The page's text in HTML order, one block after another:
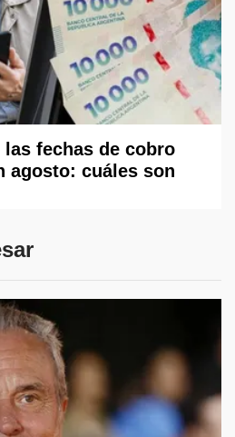
las fechas de cobro
agosto: cuáles son